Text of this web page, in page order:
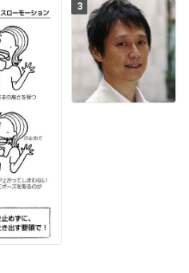
3